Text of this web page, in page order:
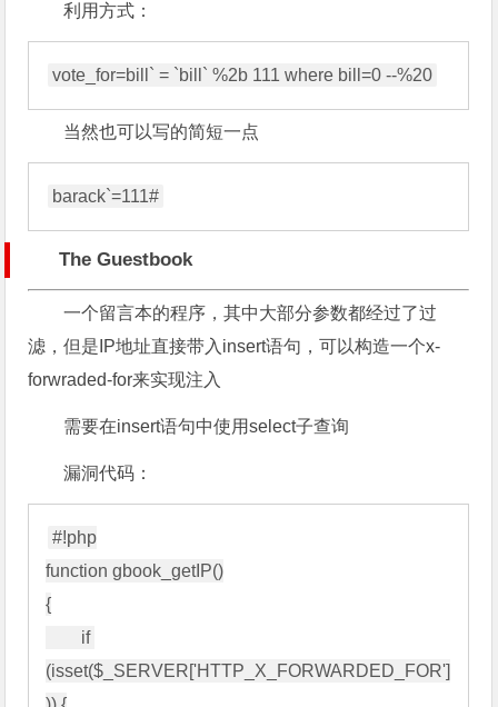
利用方式：
当然也可以写的简短一点
The Guestbook
一个留言本的程序，其中大部分参数都经过了过
滤，但是IP地址直接带入insert语句，可以构造一个x-
forwraded-for来实现注入
需要在insert语句中使用select子查询
漏洞代码：
#!php
function gbook_getIP()
{
(isset($_SERVER['HTTP_X_FORWARDED_FOR']